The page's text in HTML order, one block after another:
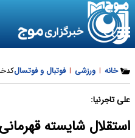
خانه | ورزشی | فوتبال و فوتسال
علی تاجرنیا:
استقلال شایسته